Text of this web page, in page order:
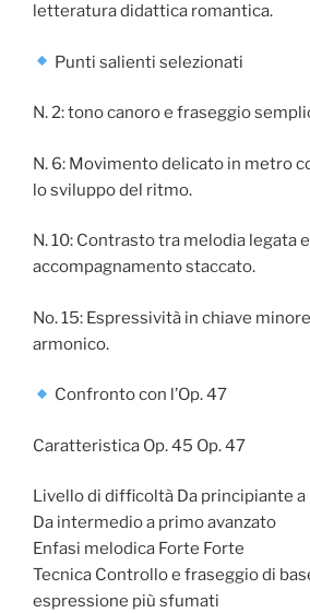
letteratura didattica romantica.
Punti salienti selezionati
N. 2: tono canoro e fraseggio
N. 6: Movimento delicato in metro
lo sviluppo del ritmo.
N. 10: Contrasto tra melodia legata e
accompagnamento staccato.
No. 15: Espressività in chiave
armonico.
Confronto con l’Op. 47
Caratteristica Op. 45 Op. 47
Livello di difficoltà Da principiante
Da intermedio a primo avanzato
Enfasi melodica Forte Forte
Tecnica Controllo e fraseggio di
espressione più sfumati